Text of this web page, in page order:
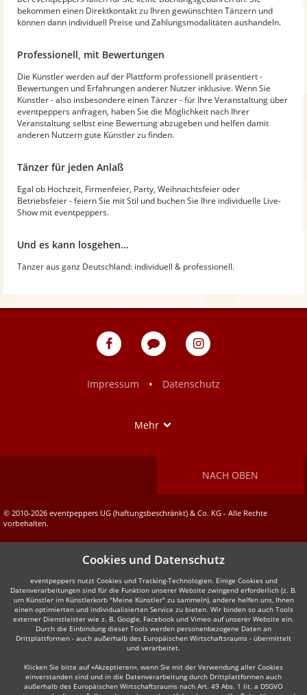
bekommen einen Direktkontakt zu Ihren gewünschten Tänzern und
können dann individuell Preise und Zahlungsmodalitäten aushandeln.
Professionell, mit Bewertungen
Die Künstler werden auf der Plattform professionell präsentiert -
Bewertungen und Erfahrungen anderer Nutzer inklusive. Wenn Sie
Künstler - also insbesondere einen Tänzer - für Ihre Veranstaltung über
eventpeppers anfragen, haben Sie die Möglichkeit nach Ihrer
Veranstaltung selbst eine Bewertung abzugeben und helfen damit
anderen Nutzern gute Künstler zu finden.
Tänzer für jeden Anlaß
Egal ob Hochzeit, Firmenfeier, Party, Weihnachtsfeier oder
Betriebsfeier - feiern Sie mit Stil und buchen Sie Ihre individuelle Live-
Show mit eventpeppers.
Und es kann losgehen...
Tänzer aus ganz Deutschland: individuell & professionell.
eventpeppers
Blog
eventpeppers
Impressum
• Datenschutz
Mehr
NACH OBEN
© 2010-2026 eventpeppers UG (haftungsbeschränkt) & Co. KG - Alle Rechte
vorbehalten.
Cookies und Datenschutz
eventpeppers nutzt Cookies und Tracking-Technologien. Einige Cookies und
Datenverarbeitungen sind für die Funktion unserer Website zwingend erforderlich (z. B.
um Künstler im Künstlerkorb "Meine Künstler" zu sammeln), andere helfen uns, Ihnen
einen optimierten und individualisierten Service zu bieten. Wir binden so auch Tools
externer Dienstleister wie z. B. Google, Facebook und Vimeo auf unserer Website ein.
Durch die Einbindung dieser Tools werden personenbezogene Daten an
Drittplattformen - auch außerhalb des Europäischen Wirtschaftsraums - übermittelt
und verarbeitet.
Klicken Sie bitte auf «Akzeptieren», wenn Sie mit der Verwendung aller Cookies
einverstanden sind und in die Datenverarbeitung durch Drittplattformen auch
außerhalb des Europäischen Wirtschaftsraums nach Art. 49 Abs. 1 lit. a DSGVO